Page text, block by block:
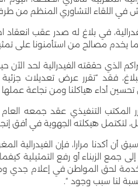
في اللقاء التشاوري المنظم من طرف
في بلاغ له صدر عقب
يخدم مصالح من استأمنونا على
الذي حققته الفيدرالية لحد
فقد “تقرر عرض تعديلات
أداء هياكلنا ومن نجاعة عملها
المكتب التنفيذي عقد جمعه
لتكتمل هيكلته الجهوية في أفق
أن أكدنا مرارا، فإن الفيدرالية
جمع الزبناء أو رفع التمثيلية
لحق المواطن في إعلام جدي
لنا سبب وجود “.